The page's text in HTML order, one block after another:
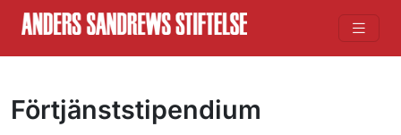
Förtjänststipendium